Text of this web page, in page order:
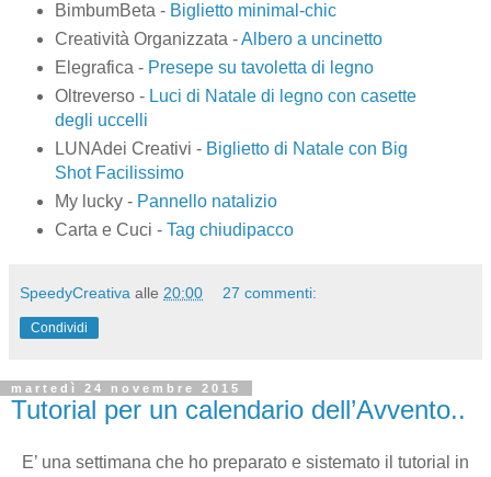
BimbumBeta - Biglietto minimal-chic
Creatività Organizzata -Albero a uncinetto
Elegrafica - Presepe su tavoletta di legno
Oltreverso - Luci di Natale di legno con casette
degli uccelli
LUNAdei Creativi - Biglietto di Natale con Big
Shot Facilissimo
My lucky - Pannello natalizio
Carta e Cuci - Tag chiudipacco
SpeedyCreativa alle 20:00 27 commenti:
Condividi
martedì 24 novembre 2015
Tutorial per un calendario dell’Avvento..
E’ una settimana che ho preparato e sistemato il tutorial in